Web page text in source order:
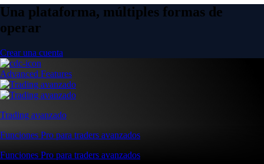
Una plataforma, múltiples formas de
operar
Crear una cuenta
Advanced Features
Trading avanzado
Funciones Pro para traders avanzados
Funciones Pro para traders avanzados